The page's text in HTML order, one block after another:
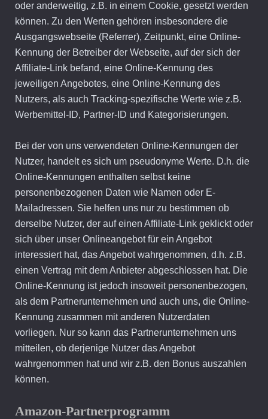
oder anderweitig, z.B. in einem Cookie, gesetzt werden
können. Zu den Werten gehören insbesondere die
Ausgangswebseite (Referrer), Zeitpunkt, eine Online-
Kennung der Betreiber der Webseite, auf der sich der
Affiliate-Link befand, eine Online-Kennung des
jeweiligen Angebotes, eine Online-Kennung des
Nutzers, als auch Tracking-spezifische Werte wie z.B.
Werbemittel-ID, Partner-ID und Kategorisierungen.
Bei der von uns verwendeten Online-Kennungen der
Nutzer, handelt es sich um pseudonyme Werte. D.h. die
Online-Kennungen enthalten selbst keine
personenbezogenen Daten wie Namen oder E-
Mailadressen. Sie helfen uns nur zu bestimmen ob
derselbe Nutzer, der auf einen Affiliate-Link geklickt oder
sich über unser Onlineangebot für ein Angebot
interessiert hat, das Angebot wahrgenommen, d.h. z.B.
einen Vertrag mit dem Anbieter abgeschlossen hat. Die
Online-Kennung ist jedoch insoweit personenbezogen,
als dem Partnerunternehmen und auch uns, die Online-
Kennung zusammen mit anderen Nutzerdaten
vorliegen. Nur so kann das Partnerunternehmen uns
mitteilen, ob derjenige Nutzer das Angebot
wahrgenommen hat und wir z.B. den Bonus auszahlen
können.
Amazon-Partnerprogramm